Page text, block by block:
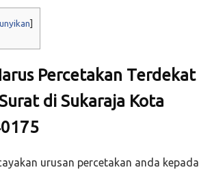
]
Percetakan Terdekat
di Sukaraja Kota
urusan percetakan anda kepada